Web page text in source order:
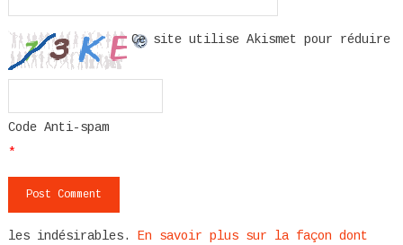
Code Anti-spam
*
Ce site utilise Akismet pour réduire
les indésirables.
En savoir plus sur la façon dont